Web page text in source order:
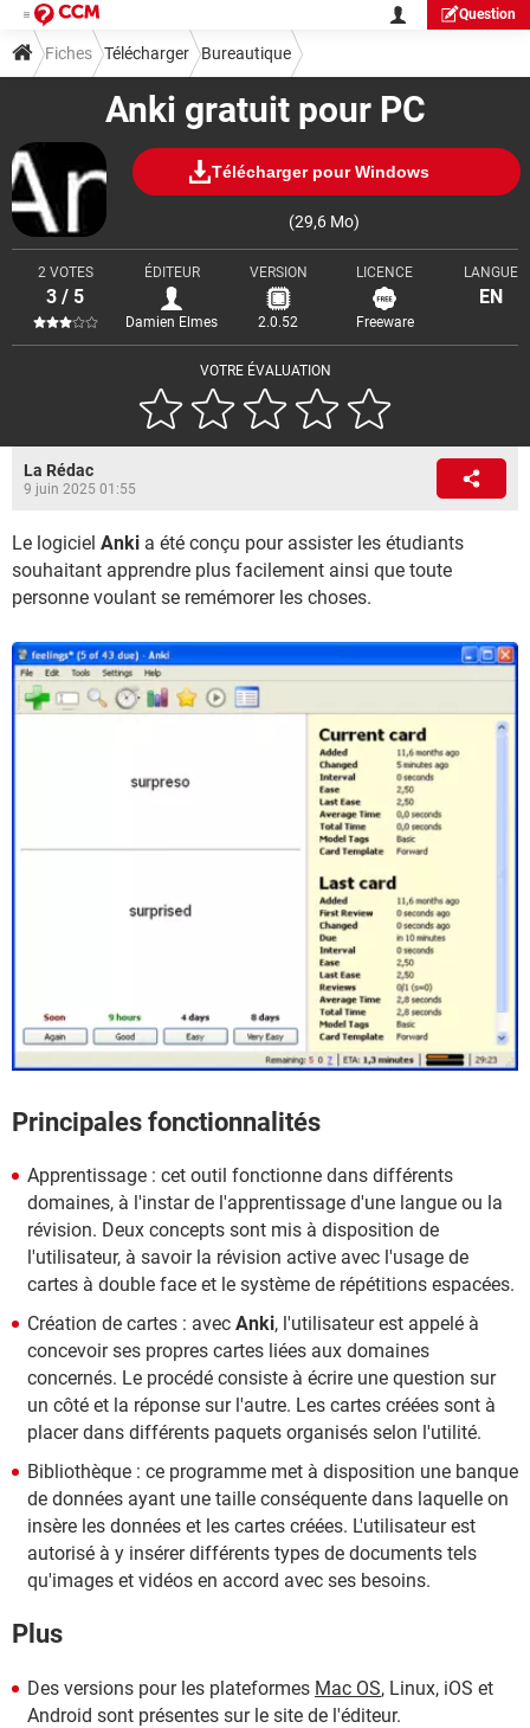
Question
Anki gratuit pour PC
Télécharger pour Windows
(29,6 Mo)
VOTRE ÉVALUATION
2 VOTES
3 / 5
ÉDITEUR
Damien Elmes
VERSION
2.0.52
LICENCE
Freeware
LANGUE
EN
Fiches Télécharger Bureautique
La Rédac
9 juin 2025 01:55
Le logiciel Anki a été conçu pour assister les étudiants
souhaitant apprendre plus facilement ainsi que toute
personne voulant se remémorer les choses.
Principales fonctionnalités
Apprentissage : cet outil fonctionne dans différents
domaines, à l'instar de l'apprentissage d'une langue ou la
révision. Deux concepts sont mis à disposition de
l'utilisateur, à savoir la révision active avec l'usage de
cartes à double face et le système de répétitions espacées.
Création de cartes : avec Anki, l'utilisateur est appelé à
concevoir ses propres cartes liées aux domaines
concernés. Le procédé consiste à écrire une question sur
un côté et la réponse sur l'autre. Les cartes créées sont à
placer dans différents paquets organisés selon l'utilité.
Bibliothèque : ce programme met à disposition une banque
de données ayant une taille conséquente dans laquelle on
insère les données et les cartes créées. L'utilisateur est
autorisé à y insérer différents types de documents tels
qu'images et vidéos en accord avec ses besoins.
Plus
Des versions pour les plateformes Mac OS, Linux, iOS et
Android sont présentes sur le site de l'éditeur.